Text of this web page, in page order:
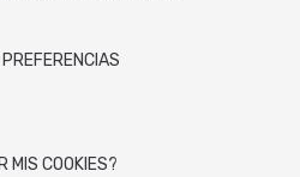
MIS COOKIES?